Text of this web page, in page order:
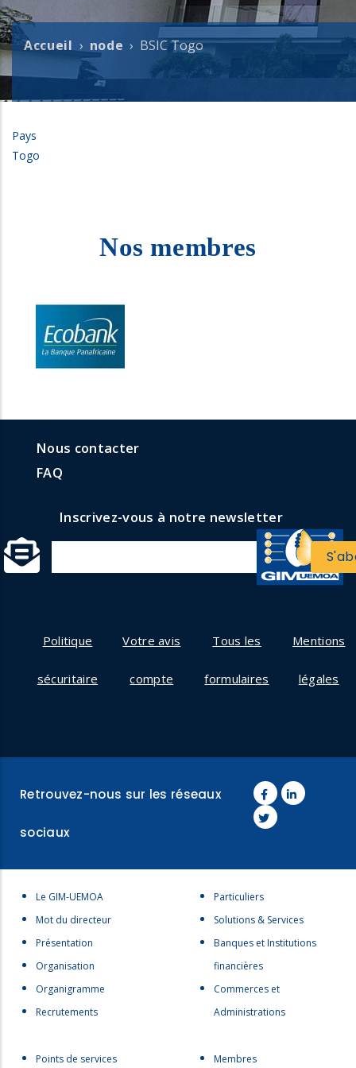
Fil
d'Ariane
Accueil node BSIC Togo
Pays
Togo
Nos membres
menuNous contacter
FAQ
Inscrivez-vous à notre newsletter
Menu
Politique
sécuritaire
Votre avis
compte
Tous les
formulaires
Mentions
légales
Retrouvez-nous sur les réseaux
sociaux
MenuLe GIM-UEMOA
Mot du directeur
Présentation
Organisation
Organigramme
Recrutements
Menu
footer
Particuliers
Solutions & Services
Banques et Institutions
financières
Commerces et
Administrations
MenuPoints de services
menuMembres